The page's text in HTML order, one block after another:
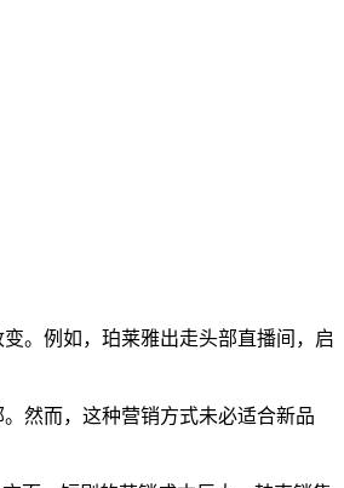
。例如，珀莱雅出走头部直播间，启
然而，这种营销方式未必适合新品